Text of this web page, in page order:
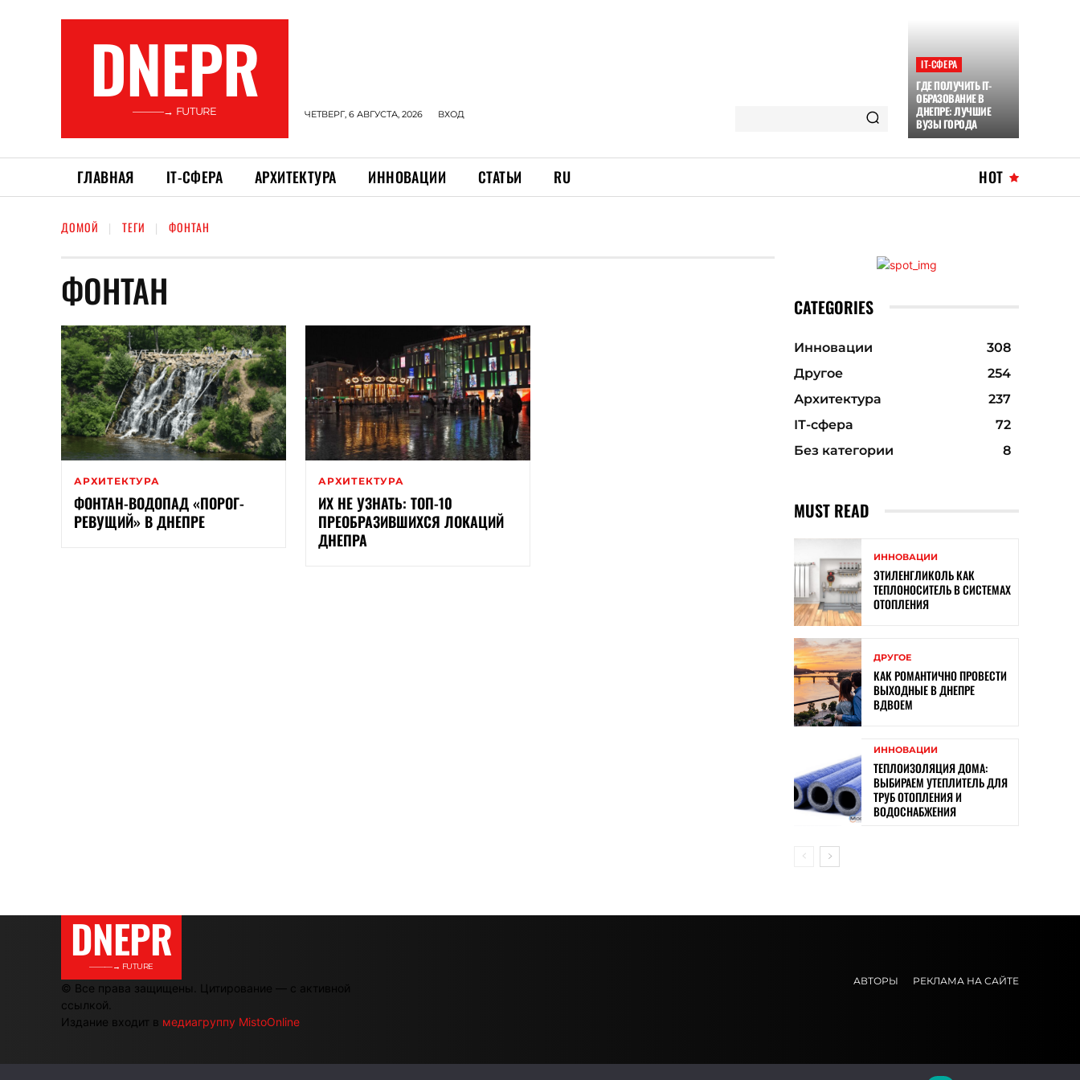
DNEPR
———→ FUTURE ЧЕТВЕРГ, 6 АВГУСТА, 2026 ВХОД
ІТ-СФЕРА
ГДЕ ПОЛУЧИТЬ IT-
ОБРАЗОВАНИЕ В
ДНЕПРЕ: ЛУЧШИЕ
ВУЗЫ ГОРОДА
ГЛАВНАЯ ІТ-СФЕРА АРХИТЕКТУРА ИННОВАЦИИ СТАТЬИ RU HOT
ДОМОЙ ТЕГИ ФОНТАН
ФОНТАН
АРХИТЕКТУРА
ФОНТАН-ВОДОПАД «ПОРОГ-
РЕВУЩИЙ» В ДНЕПРЕ
АРХИТЕКТУРА
ИХ НЕ УЗНАТЬ: ТОП-10
ПРЕОБРАЗИВШИХСЯ ЛОКАЦИЙ
ДНЕПРА
CATEGORIES
Инновации
308
Другое
254
Архитектура
237
ІТ-сфера
72
Без категории
8
MUST READ
ИННОВАЦИИ
ЭТИЛЕНГЛИКОЛЬ КАК
ТЕПЛОНОСИТЕЛЬ В СИСТЕМАХ
ОТОПЛЕНИЯ
ДРУГОЕ
КАК РОМАНТИЧНО ПРОВЕСТИ
ВЫХОДНЫЕ В ДНЕПРЕ
ВДВОЕМ
ИННОВАЦИИ
ТЕПЛОИЗОЛЯЦИЯ ДОМА:
ВЫБИРАЕМ УТЕПЛИТЕЛЬ ДЛЯ
ТРУБ ОТОПЛЕНИЯ И
ВОДОСНАБЖЕНИЯ
DNEPR
———→ FUTURE
© Все права защищены. Цитирование — с активной
ссылкой.
Издание входит в медиагруппу MistoOnline
АВТОРЫ РЕКЛАМА НА САЙТЕ